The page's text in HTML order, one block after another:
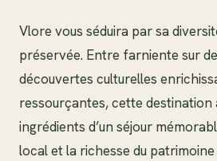
Vlore vous séduira par sa
préservée. Entre farniente sur
découvertes culturelles
ressourçantes, cette destination
ingrédients d’un séjour
local et la richesse du